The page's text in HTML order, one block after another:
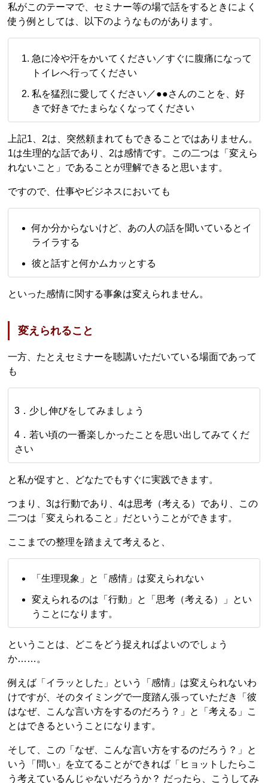
私がこのテーマで、セミナー等の場で話をするときによく
使う例としては、以下のようなものがあります。
急に冷や汗をかいてください／すぐに腹痛になって
トイレへ行ってください
私を猛烈に愛してください／●●さんのことを、好
きで好きでたまらなくなってください
上記1、2は、突然頼まれてもできることではありません。
1は生理的な話であり、2は感情です。この二つは「変えら
れないこと」であることが理解できると思います。
ですので、仕事やビジネスにおいても
何か分からないけど、あの人の話を聞いているとイ
ライラする
彼と話すと何かムカッとする
といった感情に関する事象は変えられません。
変えられること
一方、たとえセミナーを聴講いただいている場面であって
も
3．少し伸びをしてみましょう
4．若い頃の一番楽しかったことを思い出してみてくだ
さい
と私が促すと、どなたでもすぐに実践できます。
つまり、3は行動であり、4は思考（考える）であり、この
二つは「変えられること」だということができます。
ここまでの整理を踏まえて考えると、
「生理現象」と「感情」は変えられない
変えられるのは「行動」と「思考（考える）」とい
うことになります。
ということは、どこをどう捉えればよいのでしょう
か……。
例えば「イラッとした」という「感情」は変えられないわ
けですが、そのタイミングで一度踏ん張っていただき「彼
はなぜ、こんな言い方をするのだろう？」と「考える」こ
とはできるということになります。
そして、この「なぜ、こんな言い方をするのだろう？」と
いう「問い」を立てることができれば「ヒョットしたらこ
う考えているんじゃないだろうか？ だったら、こうしてみ